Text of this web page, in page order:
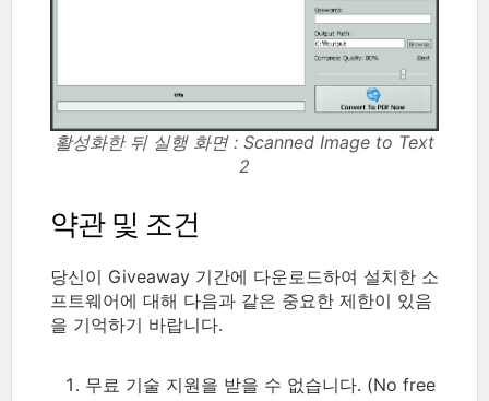
활성화한 뒤 실행 화면 : Scanned Image to Text
2
약관 및 조건
당신이 Giveaway 기간에 다운로드하여 설치한 소
프트웨어에 대해 다음과 같은 중요한 제한이 있음
을 기억하기 바랍니다.
무료 기술 지원을 받을 수 없습니다. (No free